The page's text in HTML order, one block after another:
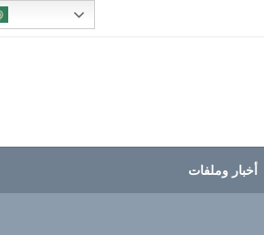
أخبار وملفات